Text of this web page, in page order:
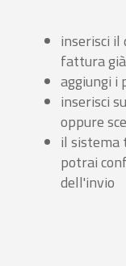
inserisci
fattura
aggiungi
inserisci
oppure
il sistema
potrai
dell'invio